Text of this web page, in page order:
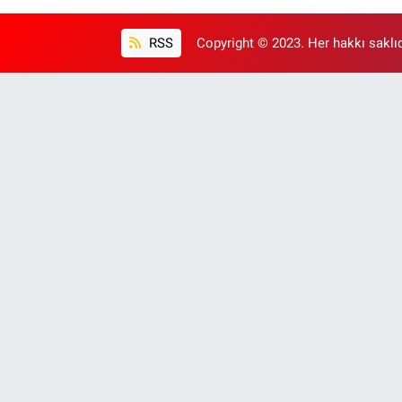
RSS Copyright © 2023. Her hakkı